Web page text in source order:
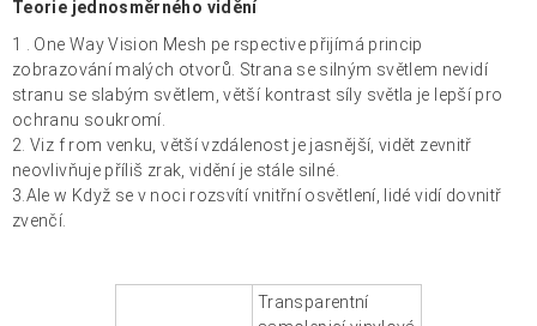
Teorie jednosměrného vidění
1
. One Way Vision Mesh pe rspective přijímá princip
zobrazování malých otvorů. Strana se silným světlem nevidí
stranu se slabým světlem, větší kontrast síly světla je lepší pro
ochranu soukromí.
2. Viz f rom venku, větší vzdálenost je jasnější, vidět zevnitř
neovlivňuje příliš zrak, vidění je stále silné.
3.Ale w Když se v noci rozsvítí vnitřní osvětlení, lidé vidí dovnitř
zvenčí.
Transparentní